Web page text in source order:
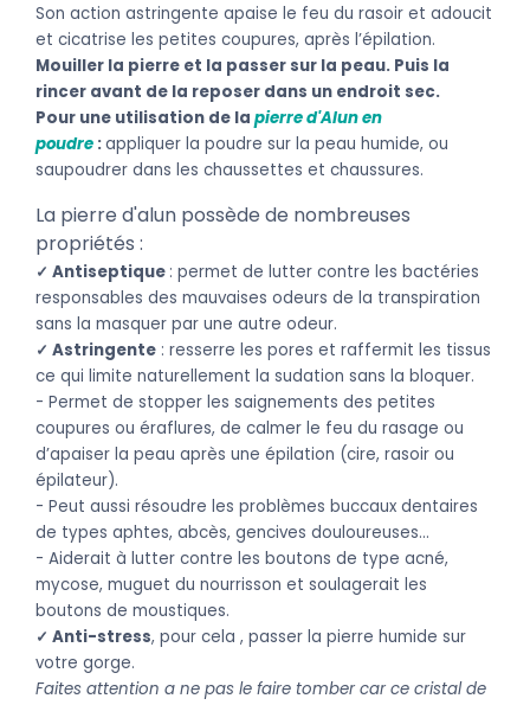
Son action astringente apaise le feu du rasoir et adoucit
et cicatrise les petites coupures, après l’épilation.
Mouiller la pierre et la passer sur la peau. Puis la
rincer avant de la reposer dans un endroit sec.
Pour une utilisation de la pierre d'Alun en
poudre :appliquer la poudre sur la peau humide, ou
saupoudrer dans les chaussettes et chaussures.
La pierre d'alun possède de nombreuses
propriétés :
✓ Antiseptique : permet de lutter contre les bactéries
responsables des mauvaises odeurs de la transpiration
sans la masquer par une autre odeur.
✓ Astringente : resserre les pores et raffermit les tissus
ce qui limite naturellement la sudation sans la bloquer.
- Permet de stopper les saignements des petites
coupures ou éraflures, de calmer le feu du rasage ou
d’apaiser la peau après une épilation (cire, rasoir ou
épilateur).
- Peut aussi résoudre les problèmes buccaux dentaires
de types aphtes, abcès, gencives douloureuses…
- Aiderait à lutter contre les boutons de type acné,
mycose, muguet du nourrisson et soulagerait les
boutons de moustiques.
✓ Anti-stress, pour cela , passer la pierre humide sur
votre gorge.
Faites attention a ne pas le faire tomber car ce cristal de